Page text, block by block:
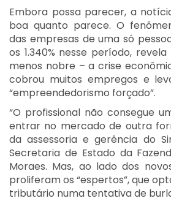
Embora possa parecer, a
boa quanto parece. O
das empresas de uma só
os 1.340% nesse período,
menos nobre – a crise
cobrou muitos empregos e
“empreendedorismo forçado”.
“O profissional não consegue
entrar no mercado de outra
da assessoria e gerência do
Secretaria de Estado da
Moraes. Mas, ao lado dos
proliferam os “espertos”, que
tributário numa tentativa de